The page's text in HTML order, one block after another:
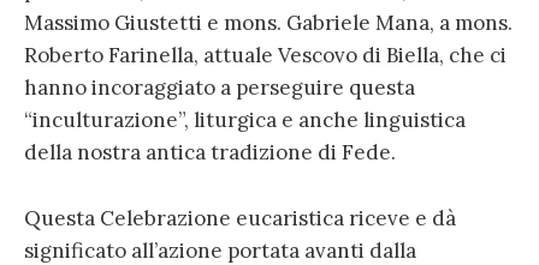
Massimo Giustetti e mons. Gabriele Mana, a mons.
Roberto Farinella, attuale Vescovo di Biella, che ci
hanno incoraggiato a perseguire questa
“inculturazione”, liturgica e anche linguistica
della nostra antica tradizione di Fede.
Questa Celebrazione eucaristica riceve e dà
significato all’azione portata avanti dalla